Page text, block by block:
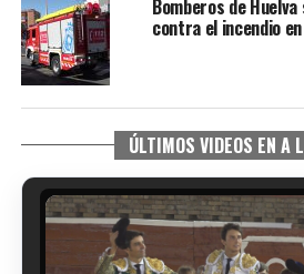
Bomberos de
contra el incendio
ÚLTIMOS VIDEOS EN A